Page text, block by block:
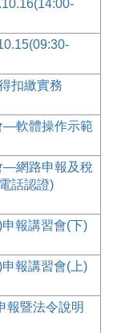
扣繳實務
—軟體操作示範
—網路申報及稅
話認證)
報講習會(下)
報講習會(上)
報暨法令說明